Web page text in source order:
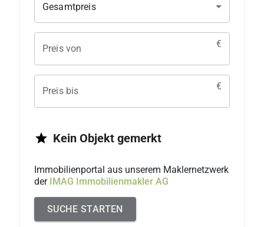
Gesamtpreis
Preis von €
Preis bis €
Kein Objekt gemerkt
Immobilienportal aus unserem Maklernetzwerk
der
IMAG Immobilienmakler AG
SUCHE STARTEN